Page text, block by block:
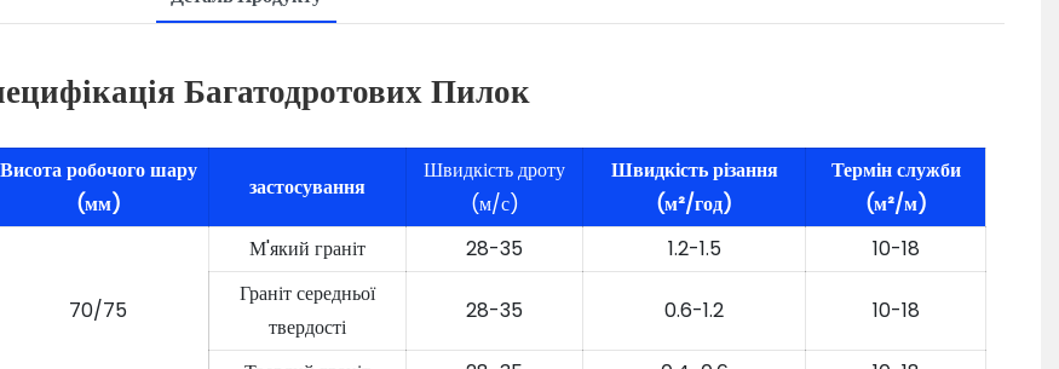
Багатодротових Пилок
Висота робочого шару
(мм)
застосування
Швидкість дроту
(м/с)
Швидкість різання
(м²/год)
Термін служби
(м²/м)
70/75
М'який граніт 28-35 1.2-1.5 10-18
Граніт середньої
твердості
28-35 0.6-1.2 10-18